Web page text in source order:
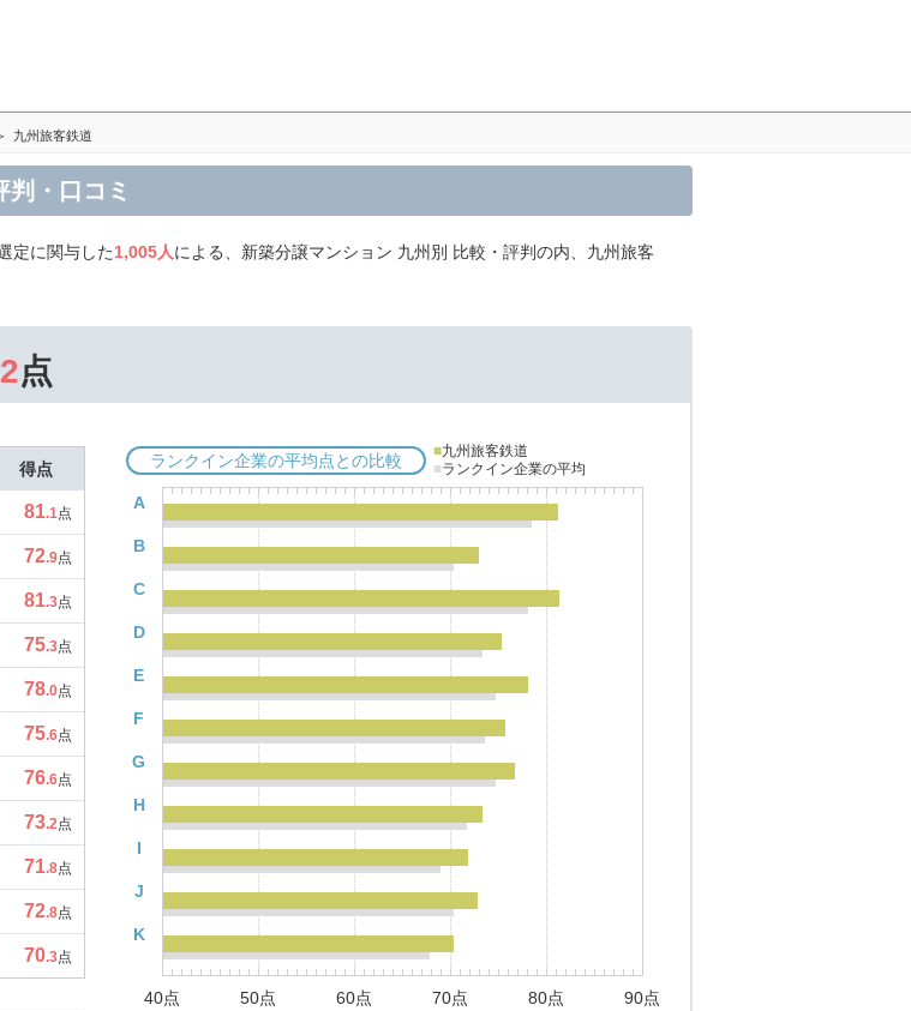
九州旅客鉄道
・口コミ
定に関与した1,005人による、新築分譲マンション 九州別 比較・評判の内、九州旅客
点
得点
81.1点
72.9点
81.3点
75.3点
78.0点
75.6点
76.6点
73.2点
71.8点
72.8点
70.3点
ランクイン企業の平均点との比較 ■九州旅客鉄道
■ランクイン企業の平均
A
B
C
D
E
F
G
H
I
J
K
40点 50点 60点 70点 80点 90点